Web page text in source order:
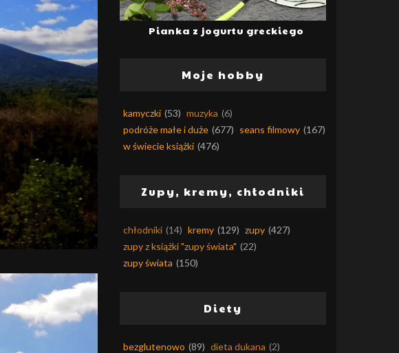
Pianka z jogurtu greckiego
Moje hobby
kamyczki (53) muzyka (6)
podróże małe i duże (677) seans filmowy (167)
w świecie książki (476)
Zupy, kremy, chłodniki
chłodniki (14) kremy (129) zupy (427)
zupy z książki "zupy świata" (22)
zupy świata (150)
Diety
bezglutenowo (89) dieta dukana (2)